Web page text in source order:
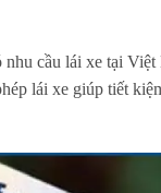
cầu lái xe tại Việt
lái xe giúp tiết